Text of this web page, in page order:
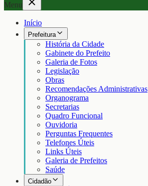
Menu
Início
Prefeitura
História da Cidade
Gabinete do Prefeito
Galeria de Fotos
Legislação
Obras
Recomendações Administrativas
Organograma
Secretarias
Quadro Funcional
Ouvidoria
Perguntas Frequentes
Telefones Úteis
Links Úteis
Galeria de Prefeitos
Saúde
Cidadão